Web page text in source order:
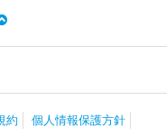
約 個人情報保護方針